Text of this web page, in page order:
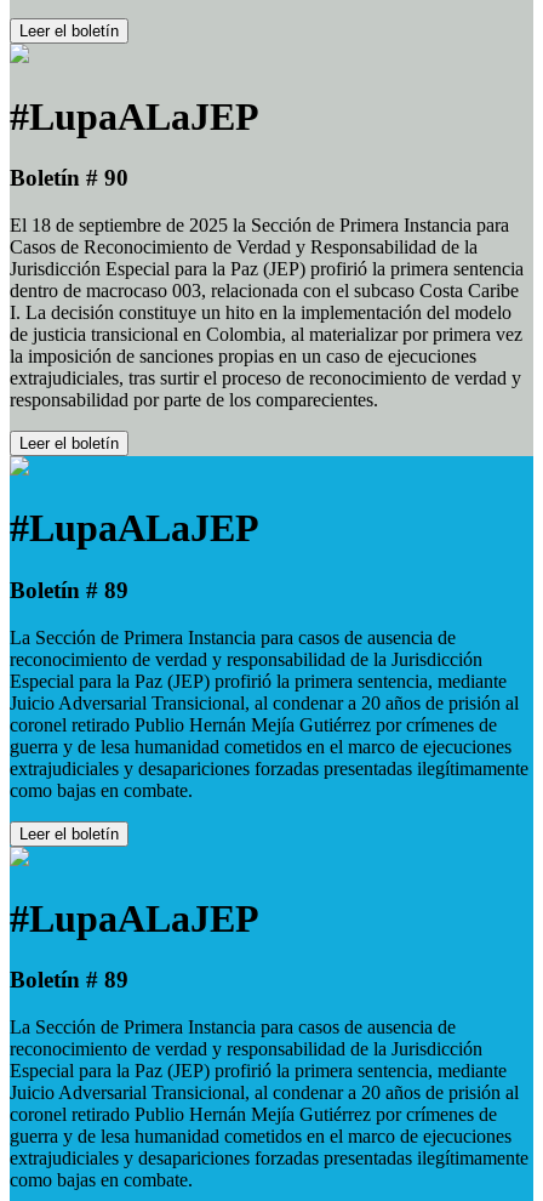
Leer el boletín
#LupaALaJEP
Boletín # 90
El 18 de septiembre de 2025 la Sección de Primera Instancia para
Casos de Reconocimiento de Verdad y Responsabilidad de la
Jurisdicción Especial para la Paz (JEP) profirió la primera sentencia
dentro de macrocaso 003, relacionada con el subcaso Costa Caribe
I. La decisión constituye un hito en la implementación del modelo
de justicia transicional en Colombia, al materializar por primera vez
la imposición de sanciones propias en un caso de ejecuciones
extrajudiciales, tras surtir el proceso de reconocimiento de verdad y
responsabilidad por parte de los comparecientes.
Leer el boletín
#LupaALaJEP
Boletín # 89
La Sección de Primera Instancia para casos de ausencia de
reconocimiento de verdad y responsabilidad de la Jurisdicción
Especial para la Paz (JEP) profirió la primera sentencia, mediante
Juicio Adversarial Transicional, al condenar a 20 años de prisión al
coronel retirado Publio Hernán Mejía Gutiérrez por crímenes de
guerra y de lesa humanidad cometidos en el marco de ejecuciones
extrajudiciales y desapariciones forzadas presentadas ilegítimamente
como bajas en combate.
Leer el boletín
#LupaALaJEP
Boletín # 89
La Sección de Primera Instancia para casos de ausencia de
reconocimiento de verdad y responsabilidad de la Jurisdicción
Especial para la Paz (JEP) profirió la primera sentencia, mediante
Juicio Adversarial Transicional, al condenar a 20 años de prisión al
coronel retirado Publio Hernán Mejía Gutiérrez por crímenes de
guerra y de lesa humanidad cometidos en el marco de ejecuciones
extrajudiciales y desapariciones forzadas presentadas ilegítimamente
como bajas en combate.